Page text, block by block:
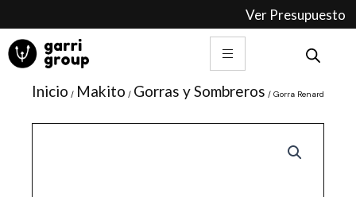
contenido
Ver Presupuesto
Inicio / Makito / Gorras y Sombreros / Gorra Renard